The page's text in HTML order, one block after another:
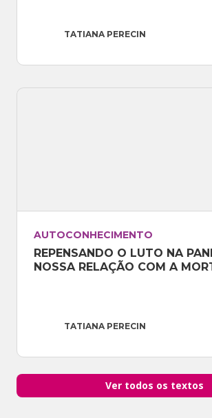
TATIANA PERECIN
AUTOCONHECIMENTO
REPENSANDO O LUTO NA
NOSSA RELAÇÃO COM A
TATIANA PERECIN
Ver todos os textos